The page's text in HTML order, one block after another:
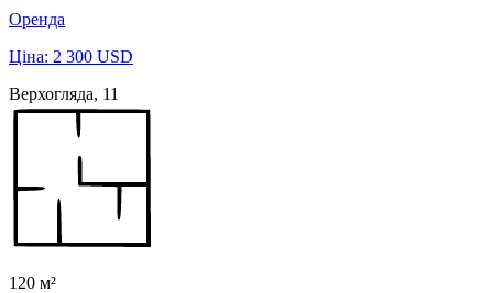
Оренда
Ціна: 2 300 USD
Верхогляда, 11
120 м²